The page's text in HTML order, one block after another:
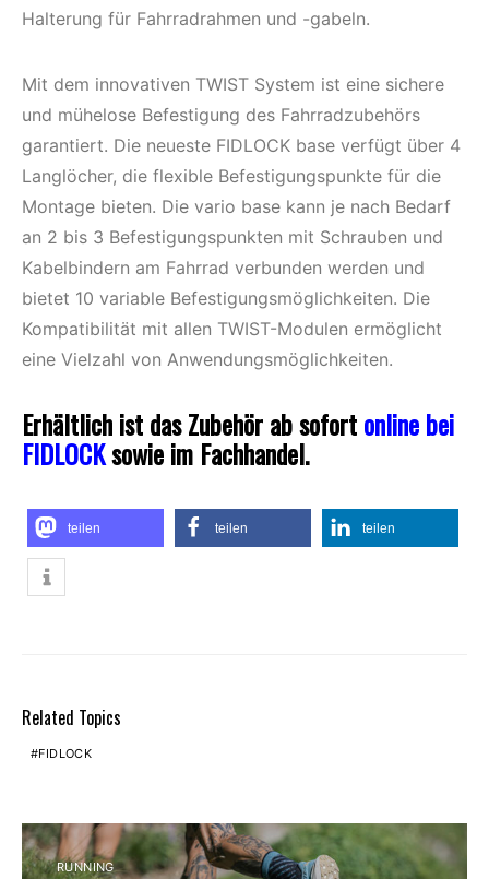
Halterung für Fahrradrahmen und -gabeln.
Mit dem innovativen TWIST System ist eine sichere
und mühelose Befestigung des Fahrradzubehörs
garantiert. Die neueste FIDLOCK base verfügt über 4
Langlöcher, die flexible Befestigungspunkte für die
Montage bieten. Die vario base kann je nach Bedarf
an 2 bis 3 Befestigungspunkten mit Schrauben und
Kabelbindern am Fahrrad verbunden werden und
bietet 10 variable Befestigungsmöglichkeiten. Die
Kompatibilität mit allen TWIST-Modulen ermöglicht
eine Vielzahl von Anwendungsmöglichkeiten.
Erhältlich ist das Zubehör ab sofortonline bei
FIDLOCKsowie im Fachhandel.
teilen teilen teilen
Related Topics
FIDLOCK
RUNNING